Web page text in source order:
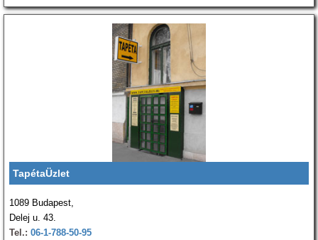
TapétaÜzlet
1089 Budapest,
Delej u. 43.
Tel.: 06-1-788-50-95